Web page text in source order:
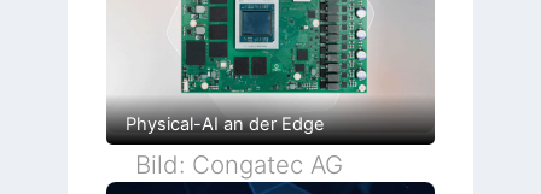
Physical-AI an der Edge
Bild: Congatec AG